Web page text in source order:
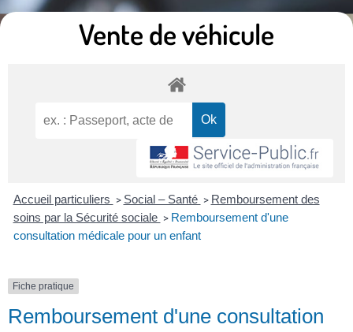
Vente de véhicule
Accueil particuliers > Social – Santé > Remboursement des
soins par la Sécurité sociale > Remboursement d'une
consultation médicale pour un enfant
Fiche pratique
Remboursement d'une consultation